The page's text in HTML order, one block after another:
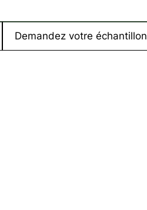
Demandez votre échantillon